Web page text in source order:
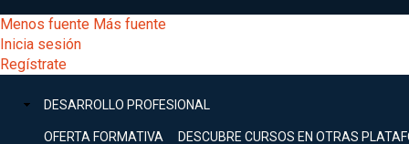
al
contenido
principal
[Educarchile
Menos fuente Más fuente
Inicia sesión
Regístrate
Menú
DESARROLLO PROFESIONAL
OFERTA FORMATIVA DESCUBRE CURSOS EN OTRAS
Buscar
Menú
principal
DESARROLLO
Expand
GESTIÓN